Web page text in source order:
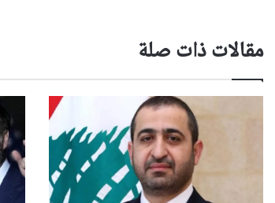
مقالات ذات صلة